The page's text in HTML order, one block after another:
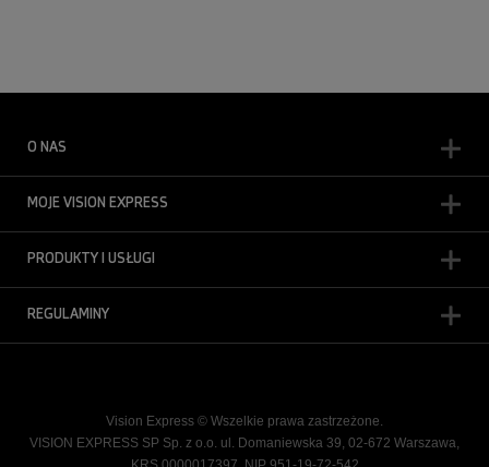
O NAS
MOJE VISION EXPRESS
PRODUKTY I USŁUGI
REGULAMINY
Vision Express © Wszelkie prawa zastrzeżone.
VISION EXPRESS SP Sp. z o.o. ul. Domaniewska 39, 02-672 Warszawa,